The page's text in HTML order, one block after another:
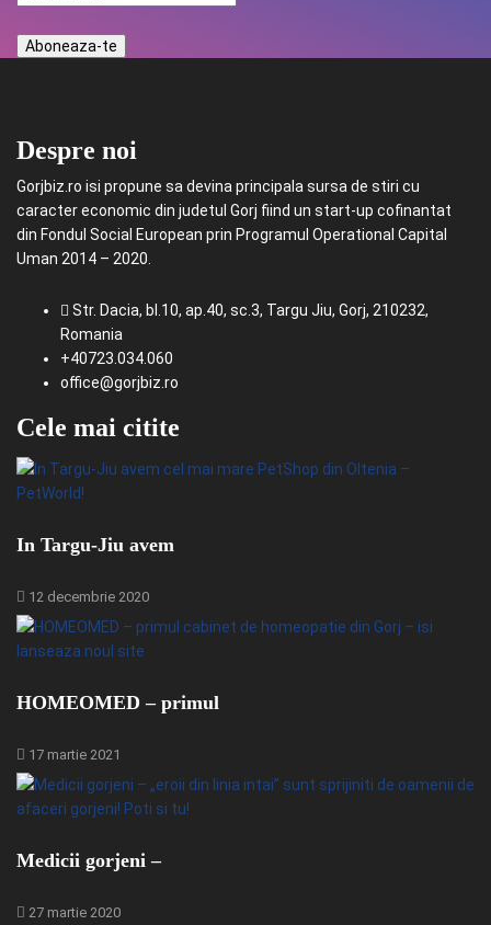
Despre noi
Gorjbiz.ro isi propune sa devina principala sursa de stiri cu
caracter economic din judetul Gorj fiind un start-up cofinantat
din Fondul Social European prin Programul Operational Capital
Uman 2014 – 2020.
Str. Dacia, bl.10, ap.40, sc.3, Targu Jiu, Gorj, 210232,
Romania
+40723.034.060
office@gorjbiz.ro
Cele mai citite
In Targu-Jiu avem
12 decembrie 2020
HOMEOMED – primul
17 martie 2021
Medicii gorjeni –
27 martie 2020